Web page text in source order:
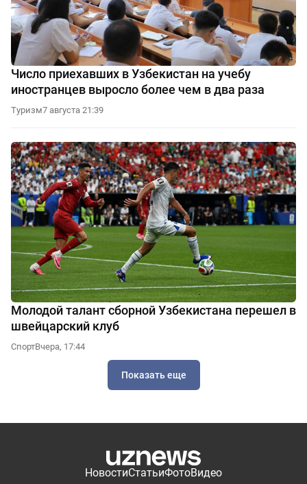
Число приехавших в Узбекистан на учебу
иностранцев выросло более чем в два раза
Туризм7 августа 21:39
Молодой талант сборной Узбекистана перешел в
швейцарский клуб
СпортВчера, 17:44
Показать еще
НовостиСтатьиФотоВидео